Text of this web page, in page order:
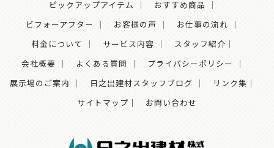
ピックアップアイテム おすすめ商品
ビフォーアフター お客様の声 お仕事の流れ
料金について サービス内容 スタッフ紹介
会社概要 よくある質問 プライバシーポリシー
展示場のご案内 日之出建材スタッフブログ リンク集
サイトマップ｜ お問い合わせ